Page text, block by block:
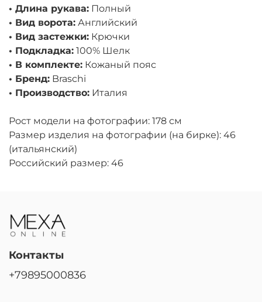
• Длина рукава: Полный
• Вид ворота: Английский
• Вид застежки: Крючки
• Подкладка: 100% Шелк
• В комплекте: Кожаный пояс
• Бренд: Braschi
• Производство: Италия
Рост модели на фотографии: 178 см
Размер изделия на фотографии (на бирке): 46
(итальянский)
Российский размер: 46
Контакты
+79895000836